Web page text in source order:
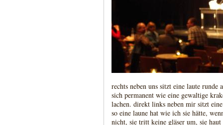
rechts neben uns sitzt eine laute
sich permanent wie eine gewaltige
lachen. direkt links neben mir sitzt
so eine laune hat wie ich sie hätte,
nicht, sie tritt keine gläser um, sie